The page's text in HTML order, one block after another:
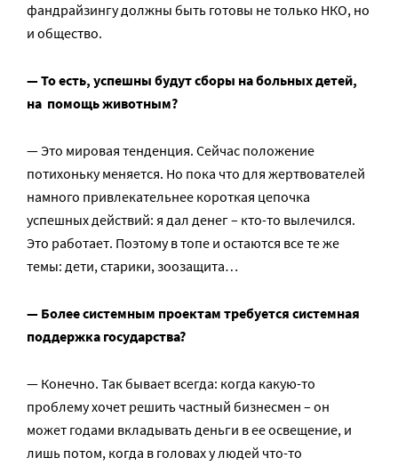
фандрайзингу должны быть готовы не только НКО, но
и общество.
— То есть, успешны будут сборы на больных детей,
на помощь животным?
— Это мировая тенденция. Сейчас положение
потихоньку меняется. Но пока что для жертвователей
намного привлекательнее короткая цепочка
успешных действий: я дал денег – кто-то вылечился.
Это работает. Поэтому в топе и остаются все те же
темы: дети, старики, зоозащита…
— Более системным проектам требуется системная
поддержка государства?
— Конечно. Так бывает всегда: когда какую-то
проблему хочет решить частный бизнесмен – он
может годами вкладывать деньги в ее освещение, и
лишь потом, когда в головах у людей что-то